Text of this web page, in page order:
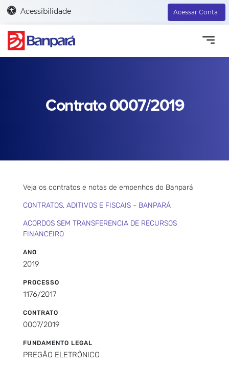
Acessibilidade Acessar Conta
Contrato 0007/2019
Veja os contratos e notas de empenhos do Banpará
CONTRATOS, ADITIVOS E FISCAIS - BANPARÁ
ACORDOS SEM TRANSFERENCIA DE RECURSOS
FINANCEIRO
ANO
2019
PROCESSO
1176/2017
CONTRATO
0007/2019
FUNDAMENTO LEGAL
PREGÃO ELETRÔNICO